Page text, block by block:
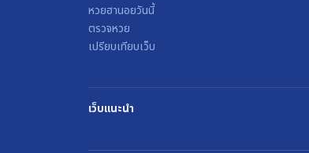
หวยฮานอยวันนี้
ตรวจหวย
เปรียบเทียบเว็บ
เว็บแนะนำ